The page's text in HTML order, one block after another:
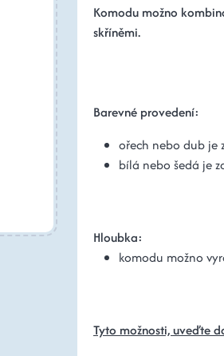
Komodu možno
skříněmi.
Barevné provedení:
ořech nebo dub je
bílá nebo šedá je
Hloubka:
komodu možno
Tyto možnosti, uveďte